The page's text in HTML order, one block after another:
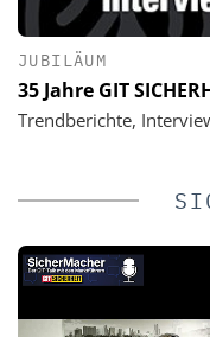
JUBILÄUM
35 Jahre GIT
Trendberichte,